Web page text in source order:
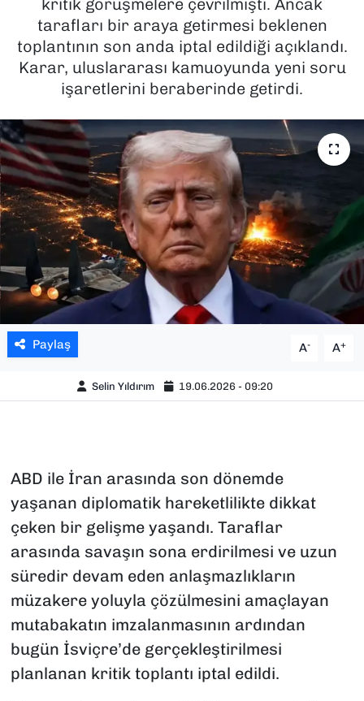
kritik görüşmelere çevrilmişti. Ancak
tarafları bir araya getirmesi beklenen
toplantının son anda iptal edildiği açıklandı.
Karar, uluslararası kamuoyunda yeni soru
işaretlerini beraberinde getirdi.
Paylaş A- A+
Selin Yıldırım 19.06.2026 - 09:20
ABD ile İran arasında son dönemde
yaşanan diplomatik hareketlilikte dikkat
çeken bir gelişme yaşandı. Taraflar
arasında savaşın sona erdirilmesi ve uzun
süredir devam eden anlaşmazlıkların
müzakere yoluyla çözülmesini amaçlayan
mutabakatın imzalanmasının ardından
bugün İsviçre’de gerçekleştirilmesi
planlanan kritik toplantı iptal edildi.
SPOR
TEKNOLOJİ
YEREL YÖNETİMLER